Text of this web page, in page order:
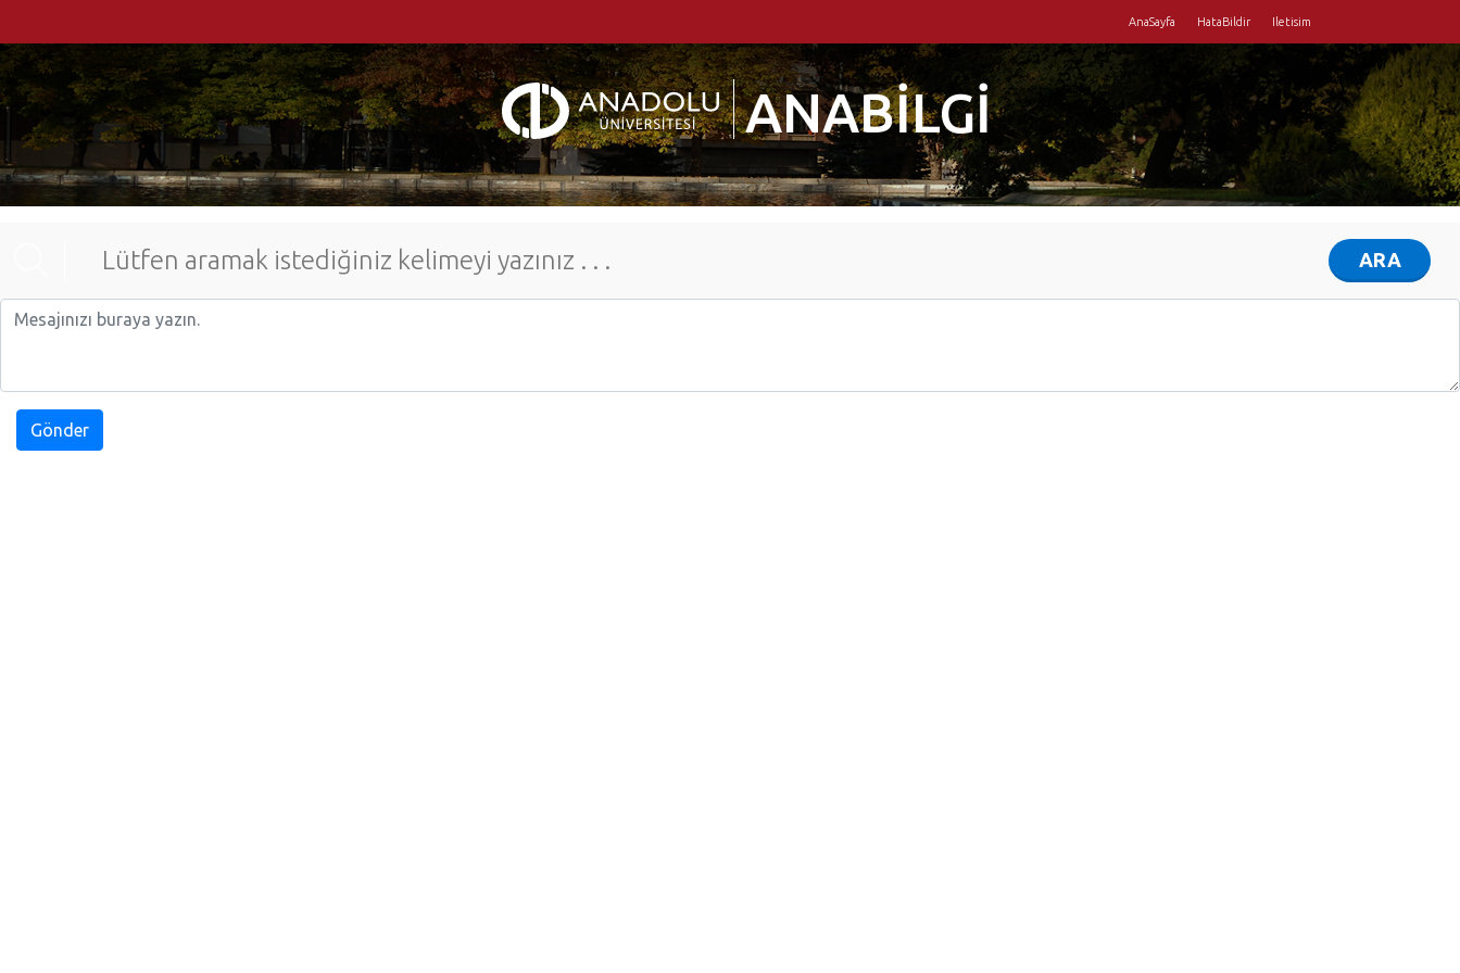
AnaSayfa HataBildir Iletisim
ANABİLGİ